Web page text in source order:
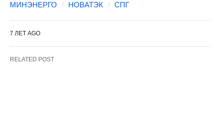
МИНЭНЕРГО НОВАТЭК СПГ
7 ЛЕТ AGO
RELATED POST